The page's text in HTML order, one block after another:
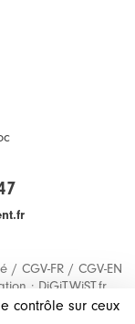
/ CGV-FR / CGV-EN
: DiGiTWiST.fr
88/36
contrôle sur ceux